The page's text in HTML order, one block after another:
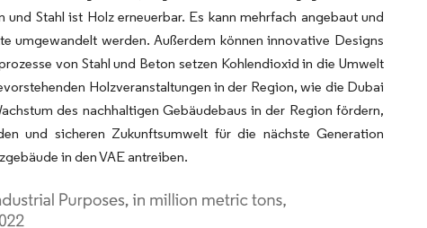
Stahl ist Holz erneuerbar. Es kann mehrfach angebaut und
umgewandelt werden. Außerdem können innovative Designs
von Stahl und Beton setzen Kohlendioxid in die Umwelt
Holzveranstaltungen in der Region, wie die Dubai
des nachhaltigen Gebäudebaus in der Region fördern,
und sicheren Zukunftsumwelt für die nächste Generation
in den VAE antreiben.